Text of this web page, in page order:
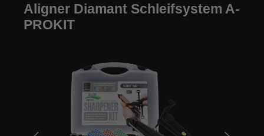
Aligner Diamant Schleifsystem A-
PROKIT
Bildergalerie überspringen